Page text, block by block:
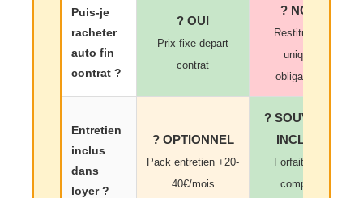
Puis-je
racheter
auto fin
contrat ?
? OUI
Prix fixe depart
contrat
? NON
Restitution
unique
obligatoire
Entretien
inclus
dans
loyer ?
? OPTIONNEL
Pack entretien +20-
40€/mois
? SOUVENT
INCLUS
Forfait tout
compris